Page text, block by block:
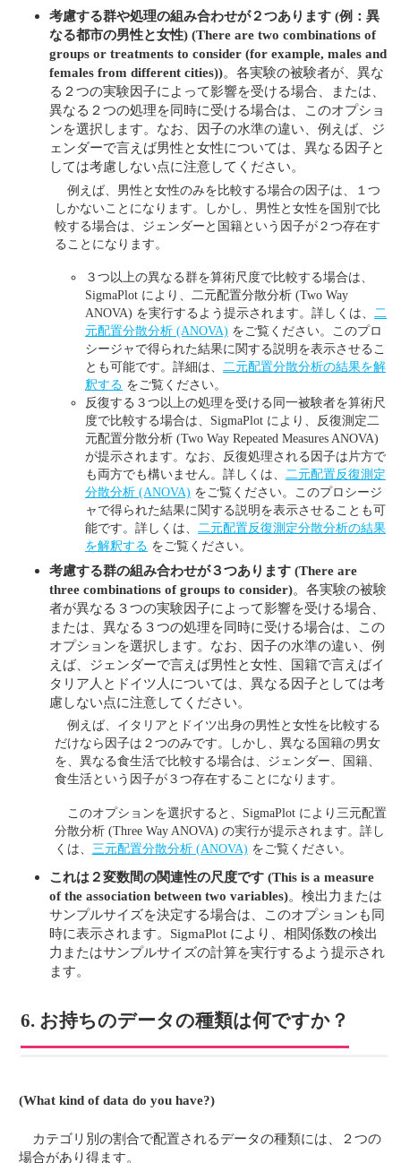
考慮する群や処理の組み合わせが２つあります (例：異
なる都市の男性と女性) (There are two combinations of
groups or treatments to consider (for example, males and
females from different cities))。各実験の被験者が、異な
る２つの実験因子によって影響を受ける場合、または、
異なる２つの処理を同時に受ける場合は、このオプショ
ンを選択します。なお、因子の水準の違い、例えば、ジ
ェンダーで言えば男性と女性については、異なる因子と
しては考慮しない点に注意してください。
例えば、男性と女性のみを比較する場合の因子は、１つ
しかないことになります。しかし、男性と女性を国別で比
較する場合は、ジェンダーと国籍という因子が２つ存在す
ることになります。
３つ以上の異なる群を算術尺度で比較する場合は、
SigmaPlot により、二元配置分散分析 (Two Way
ANOVA) を実行するよう提示されます。詳しくは、 二
元配置分散分析 (ANOVA) をご覧ください。このプロ
シージャで得られた結果に関する説明を表示させるこ
とも可能です。詳細は、 二元配置分散分析の結果を解
釈する をご覧ください。
反復する３つ以上の処理を受ける同一被験者を算術尺
度で比較する場合は、SigmaPlot により、反復測定二
元配置分散分析 (Two Way Repeated Measures ANOVA)
が提示されます。なお、反復処理される因子は片方で
も両方でも構いません。詳しくは、 二元配置反復測定
分散分析 (ANOVA) をご覧ください。このプロシージ
ャで得られた結果に関する説明を表示させることも可
能です。詳しくは、 二元配置反復測定分散分析の結果
を解釈する をご覧ください。
考慮する群の組み合わせが３つあります (There are
three combinations of groups to consider)。各実験の被験
者が異なる３つの実験因子によって影響を受ける場合、
または、異なる３つの処理を同時に受ける場合は、この
オプションを選択します。なお、因子の水準の違い、例
えば、ジェンダーで言えば男性と女性、国籍で言えばイ
タリア人とドイツ人については、異なる因子としては考
慮しない点に注意してください。
例えば、イタリアとドイツ出身の男性と女性を比較する
だけなら因子は２つのみです。しかし、異なる国籍の男女
を、異なる食生活で比較する場合は、ジェンダー、国籍、
食生活という因子が３つ存在することになります。
このオプションを選択すると、SigmaPlot により三元配置
分散分析 (Three Way ANOVA) の実行が提示されます。詳し
くは、 三元配置分散分析 (ANOVA) をご覧ください。
これは２変数間の関連性の尺度です (This is a measure
of the association between two variables)。検出力または
サンプルサイズを決定する場合は、このオプションも同
時に表示されます。SigmaPlot により、相関係数の検出
力またはサンプルサイズの計算を実行するよう提示され
ます。
6. お持ちのデータの種類は何ですか？
(What kind of data do you have?)
カテゴリ別の割合で配置されるデータの種類には、２つの
場合があり得ます。